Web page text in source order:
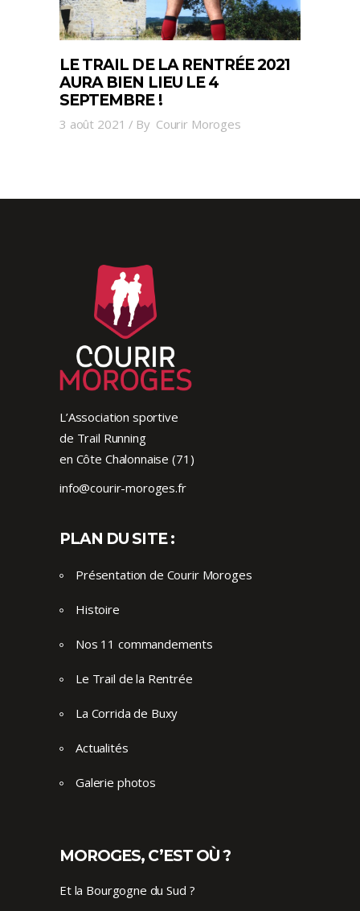
LE TRAIL DE LA RENTRÉE 2021
AURA BIEN LIEU LE 4
SEPTEMBRE !
3 août 2021 By Courir Moroges
L’Association sportive
de Trail Running
en Côte Chalonnaise (71)
info@courir-moroges.fr
PLAN DU SITE :
Présentation de Courir Moroges
Histoire
Nos 11 commandements
Le Trail de la Rentrée
La Corrida de Buxy
Actualités
Galerie photos
MOROGES, C’EST OÙ ?
Et la Bourgogne du Sud ?